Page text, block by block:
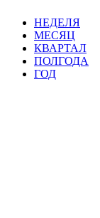
НЕДЕЛЯ
МЕСЯЦ
КВАРТАЛ
ПОЛГОДА
ГОД